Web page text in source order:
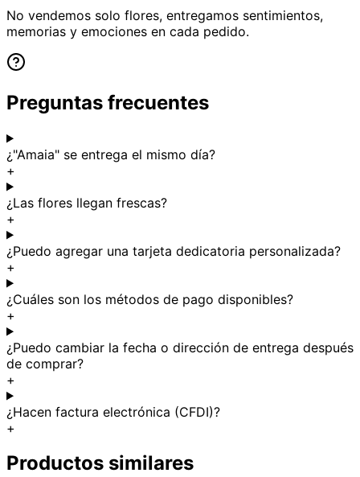
No vendemos solo flores, entregamos sentimientos,
memorias y emociones en cada pedido.
Preguntas frecuentes
¿"Amaia" se entrega el mismo día?
+
¿Las flores llegan frescas?
+
¿Puedo agregar una tarjeta dedicatoria personalizada?
+
¿Cuáles son los métodos de pago disponibles?
+
¿Puedo cambiar la fecha o dirección de entrega después
de comprar?
+
¿Hacen factura electrónica (CFDI)?
+
Productos similares